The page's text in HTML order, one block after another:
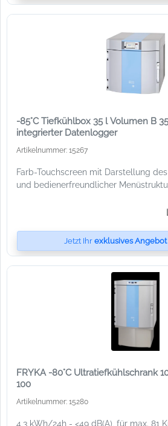
-85°C Tiefkühlbox 35 l Volumen B
integrierter Datenlogger
Artikelnummer: 15267
Farb-Touchscreen mit Darstellung
und bedienerfreundlicher
Jetzt Ihr exklusives Angebot
FRYKA -80°C Ultratiefkühlschrank
100
Artikelnummer: 15280
4,3 kWh/24h - <49 dB(A), für max. 81